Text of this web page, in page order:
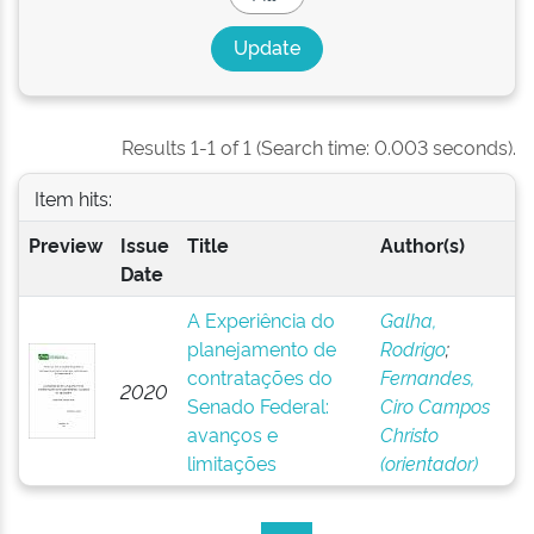
Results 1-1 of 1 (Search time: 0.003 seconds).
Item hits:
Preview
Issue
Date
Title Author(s)
2020
A Experiência do
planejamento de
contratações do
Senado Federal:
avanços e
limitações
Galha,
Rodrigo;
Fernandes,
Ciro Campos
Christo
(orientador)